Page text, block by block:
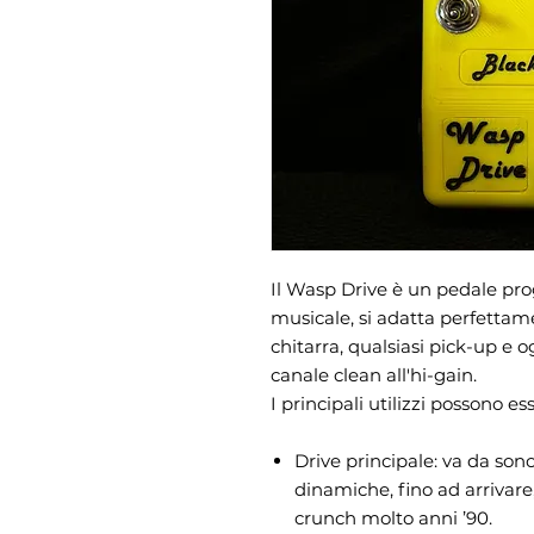
Il Wasp Drive è un pedale
musicale, si adatta
chitarra, qualsiasi pick-up e
canale clean all'hi-gain.
I principali utilizzi possono
Drive principale: va da
dinamiche, fino ad
crunch molto anni ’90.